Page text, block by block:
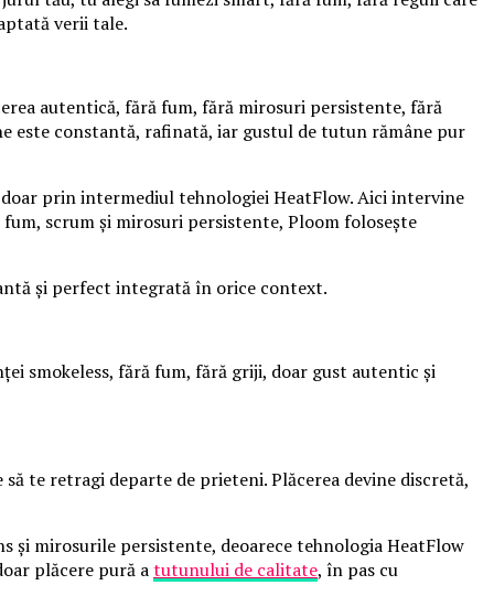
verii tale.
autentică, fără fum, fără mirosuri persistente, fără
este constantă, rafinată, iar gustul de tutun rămâne pur
prin intermediul tehnologiei HeatFlow. Aici intervine
scrum și mirosuri persistente, Ploom folosește
și perfect integrată în orice context.
smokeless, fără fum, fără griji, doar gust autentic și
te retragi departe de prieteni. Plăcerea devine discretă,
și mirosurile persistente, deoarece tehnologia HeatFlow
plăcere pură atutunului de calitate, în pas cu